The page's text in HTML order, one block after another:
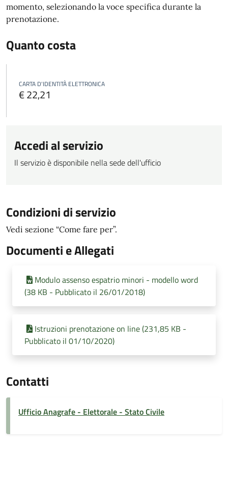
momento, selezionando la voce specifica durante la
prenotazione.
Quanto costa
CARTA D'IDENTITÀ ELETTRONICA
€ 22,21
Accedi al servizio
Il servizio è disponibile nella sede dell'ufficio
Condizioni di servizio
Vedi sezione “Come fare per”.
Documenti e Allegati
Modulo assenso espatrio minori - modello word
(38 KB - Pubblicato il 26/01/2018)
Istruzioni prenotazione on line (231,85 KB -
Pubblicato il 01/10/2020)
Contatti
Ufficio Anagrafe - Elettorale - Stato Civile